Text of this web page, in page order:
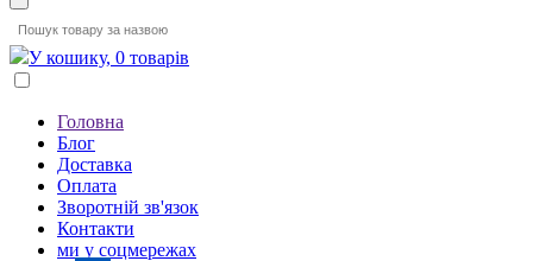
У кошику, 0 товарів
Головна
Блог
Доставка
Оплата
Зворотній зв'язок
Контакти
ми у соцмережах